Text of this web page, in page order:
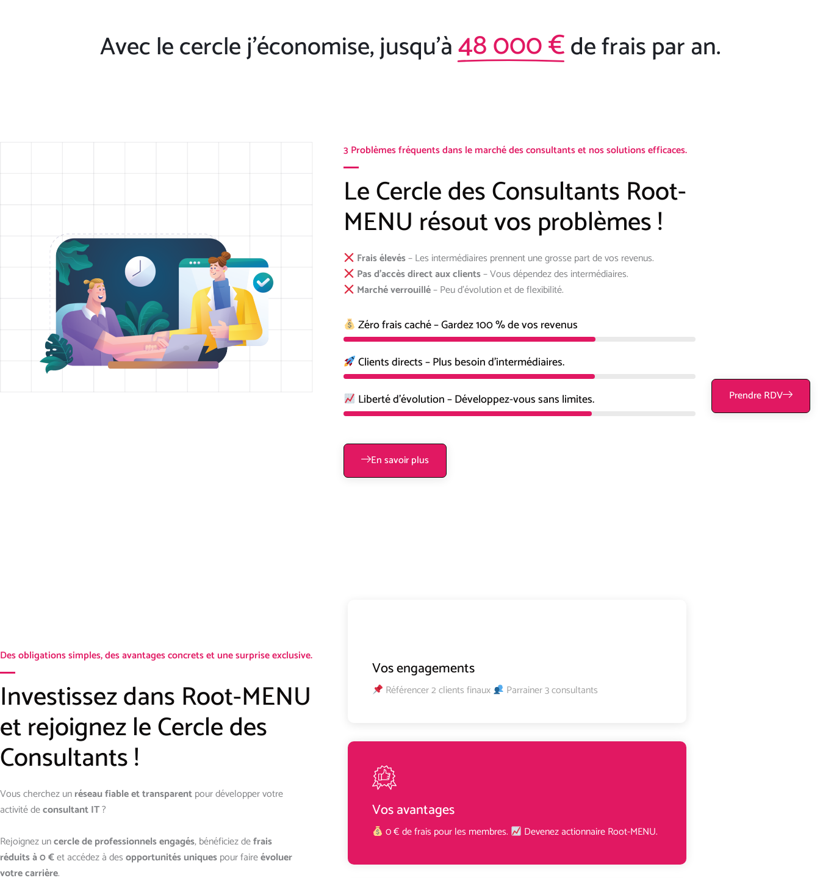
Prendre RDV
Avec le cercle j'économise, jusqu'à48 000 €de frais par an.
3 Problèmes fréquents dans le marché des consultants et nos solutions efficaces.
Le Cercle des Consultants Root-
MENU résout vos problèmes !
Frais élevés– Les intermédiaires prennent une grosse part de vos revenus.
Pas d’accès direct aux clients– Vous dépendez des intermédiaires.
Marché verrouillé– Peu d’évolution et de flexibilité.
Zéro frais caché – Gardez 100 % de vos revenus
Clients directs – Plus besoin d’intermédiaires.
Liberté d’évolution – Développez-vous sans limites.
En savoir plus
Des obligations simples, des avantages concrets et une surprise exclusive.
Investissez dans Root-MENU
et rejoignez le Cercle des
Consultants !
Vous cherchez unréseau fiable et transparentpour développer votre
activité deconsultant IT?
Rejoignez uncercle de professionnels engagés, bénéficiez defrais
réduits à 0 €et accédez à desopportunités uniquespour faireévoluer
votre carrière.
Vos engagements
Référencer 2 clients finaux Parrainer 3 consultants
Vos avantages
0 € de frais pour les membres. Devenez actionnaire Root-MENU.